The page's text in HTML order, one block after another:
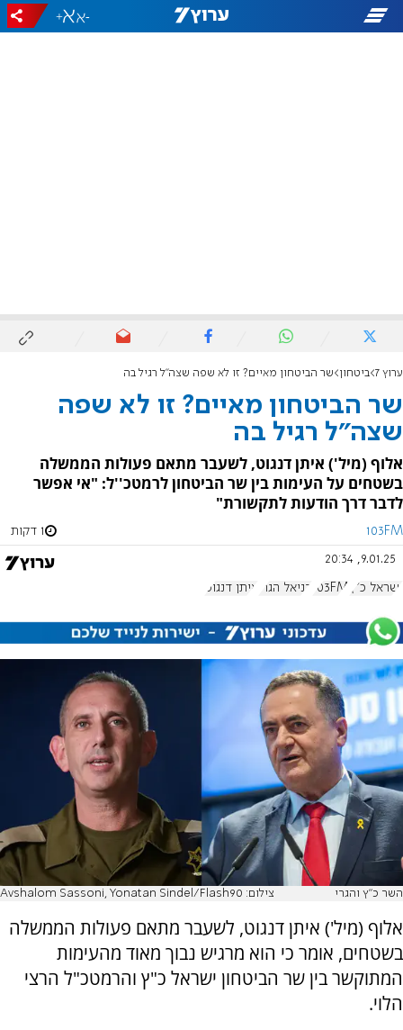
-
+
ערוץ 7 ביטחון שר הביטחון מאיים? זו לא שפה שצה"ל רגיל בה
שר הביטחון מאיים? זו לא שפה
שצה"ל רגיל בה
אלוף (מיל') איתן דנגוט, לשעבר מתאם פעולות הממשלה
בשטחים על העימות בין שר הביטחון לרמטכ''ל: "אי אפשר
לדבר דרך הודעות לתקשורת"
103FM 1 דקות
9.01.25, 20:34
ישראל כ"ץ 103FM דניאל הגרי איתן דנגוט
השר כ"ץ והגרי צילום: Avshalom Sassoni, Yonatan Sindel/Flash90
אלוף (מיל') איתן דנגוט, לשעבר מתאם פעולות הממשלה
בשטחים, אומר כי הוא מרגיש נבוך מאוד מהעימות
המתוקשר בין שר הביטחון ישראל כ"ץ והרמטכ"ל הרצי
הלוי.